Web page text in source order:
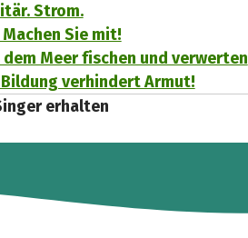
Strom.
Sie mit!
dem Meer fischen und verwerten
verhindert Armut!
erhalten